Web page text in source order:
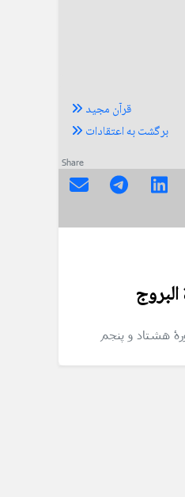
قرآن مجید
برگشت به اعتقادات
Share
هشتاد و پنجم